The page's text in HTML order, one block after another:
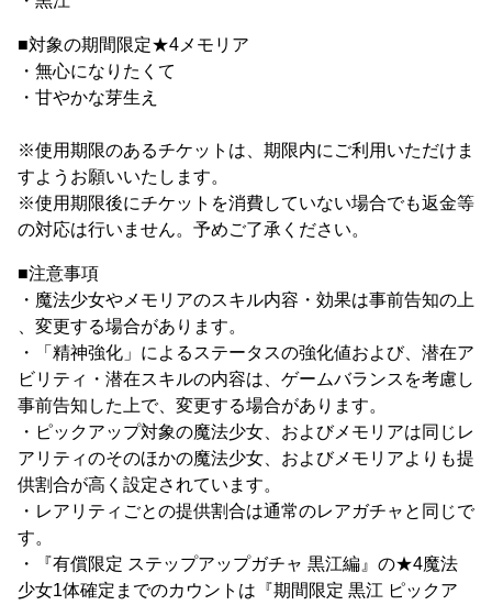
■対象の期間限定★4メモリア
・無心になりたくて
・甘やかな芽生え
※使用期限のあるチケットは、期限内にご利用いただけま
すようお願いいたします。
※使用期限後にチケットを消費していない場合でも返金等
の対応は行いません。予めご了承ください。
■注意事項
・魔法少女やメモリアのスキル内容・効果は事前告知の上
、変更する場合があります。
・「精神強化」によるステータスの強化値および、潜在ア
ビリティ・潜在スキルの内容は、ゲームバランスを考慮し
事前告知した上で、変更する場合があります。
・ピックアップ対象の魔法少女、およびメモリアは同じレ
アリティのそのほかの魔法少女、およびメモリアよりも提
供割合が高く設定されています。
・レアリティごとの提供割合は通常のレアガチャと同じで
す。
・『有償限定 ステップアップガチャ 黒江編』の★4魔法
少女1体確定までのカウントは『期間限定 黒江 ピックア